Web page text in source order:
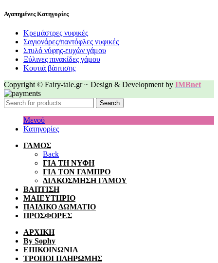
Αγαπημένες Κατηγορίες
Κρεμάστρες νυφικές
Σαγιονάρες/παντόφλες νυφικές
Στυλό νύφης-ευχών γάμου
Ξύλινες πινακίδες γάμου
Κουτιά βάπτισης
Copyright © Fairy-tale.gr ~ Design & Development by IMBnet
Search
Μενού
Κατηγορίες
ΓΑΜΟΣ
Back
ΓΙΑ ΤΗ ΝΥΦΗ
ΓΙΑ ΤΟΝ ΓΑΜΠΡΟ
ΔΙΑΚΟΣΜΗΣΗ ΓΑΜΟΥ
ΒΑΠΤΙΣΗ
ΜΑΙΕΥΤΗΡΙΟ
ΠΑΙΔΙΚΟ ΔΩΜΑΤΙΟ
ΠΡΟΣΦΟΡΕΣ
ΑΡΧΙΚΗ
By Sophy
ΕΠΙΚΟΙΝΩΝΙΑ
ΤΡΟΠΟΙ ΠΛΗΡΩΜΗΣ